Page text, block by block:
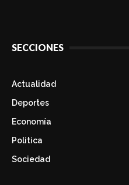
SECCIONES
Actualidad
Deportes
Economía
Politica
Sociedad